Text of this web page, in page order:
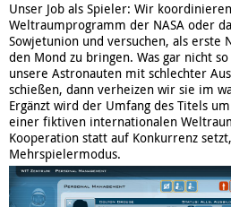
Unser Job als Spieler: Wir
Weltraumprogramm der NASA oder
Sowjetunion und versuchen, als erste
den Mond zu bringen. Was gar nicht
unsere Astronauten mit schlechter
schießen, dann verheizen wir sie im
Ergänzt wird der Umfang des Titels
einer fiktiven internationalen
Kooperation statt auf Konkurrenz
Mehrspielermodus.